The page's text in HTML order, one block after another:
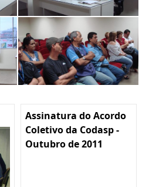
Assinatura do Acordo
Coletivo da Codasp -
Outubro de 2011